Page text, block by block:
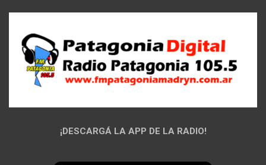
¡DESCARGÁ LA APP DE LA RADIO!